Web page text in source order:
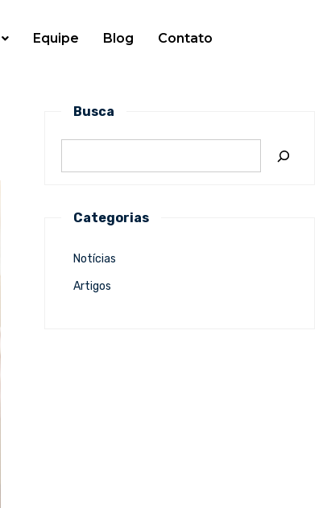
Equipe Blog Contato
Busca
Categorias
Notícias
Artigos